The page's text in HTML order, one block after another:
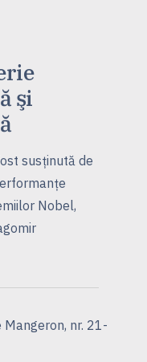
şi
susţinută de
Nobel,
nr. 21-